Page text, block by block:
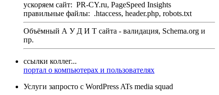
ускоряем сайт: PR-CY.ru, PageSpeed Insights
правильные файлы: .htaccess, header.php, robots.txt
Объёмный А У Д И Т сайта - валидация, Schema.org и
пр.
ссылки коллег...
портал о компьютерах и пользователях
Услуги запросто с WordPress ATs media squad